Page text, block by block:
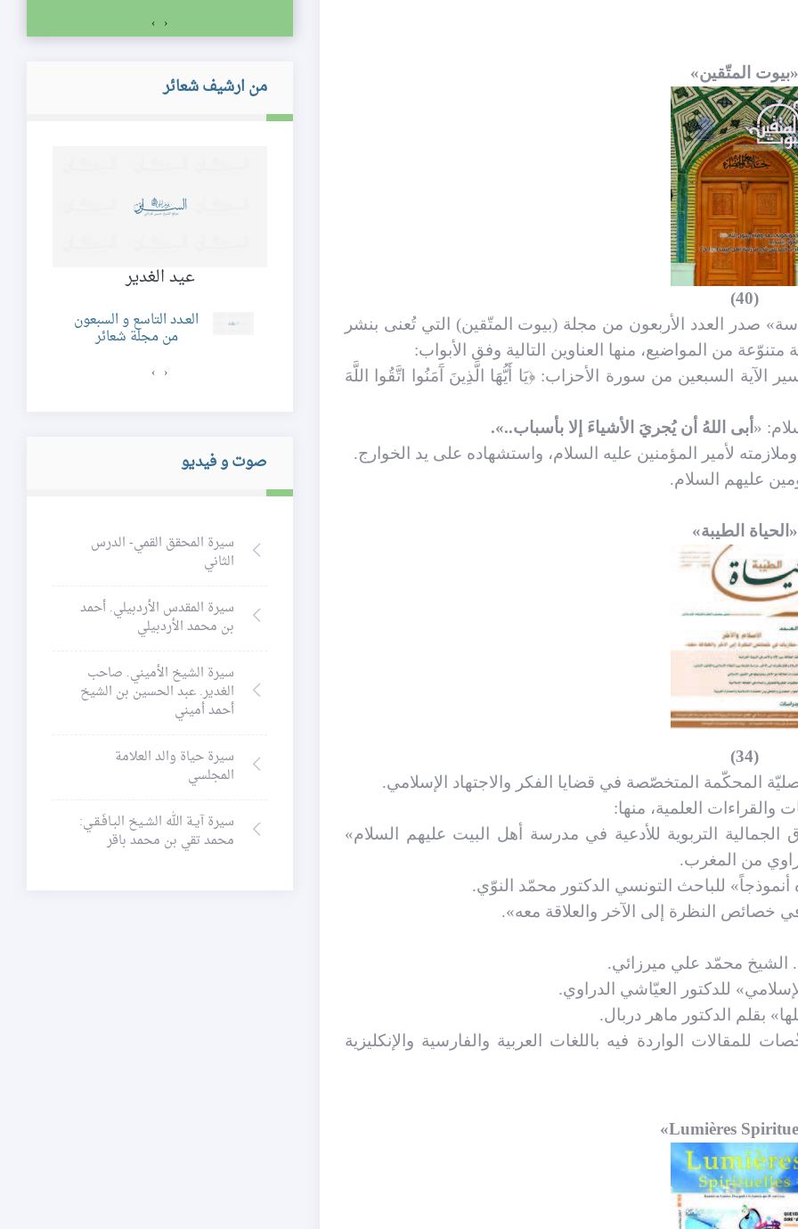
«بيوت المتّقين»
(40)
صدر العدد الأربعون من مجلة (بيوت المتّقين) التي تُعنى بنشر
من المواضيع، منها العناوين التالية وفق الأبواب:
الآية السبعين من سورة الأحزاب: ﴿يَا أَيُّهَا الَّذِينَ آَمَنُوا اتَّقُوا اللَّهَ
« أبى اللهُ أن يُجريَ الأشياءَ إلا بأسباب..».
لأمير المؤمنين عليه السلام، واستشهاده على يد الخوارج.
عليهم السلام.
«الحياة الطيبة»
(34)
المحكّمة المتخصّصة في قضايا الفكر والاجتهاد الإسلامي.
العلمية، منها:
التربوية للأدعية في مدرسة أهل البيت عليهم السلام»
من المغرب.
للباحث التونسي الدكتور محمّد النوّي.
خصائص النظرة إلى الآخر والعلاقة معه».
د. الشيخ محمّد علي ميرزائي.
للدكتور العيّاشي الدراوي.
بقلم الدكتور ماهر دربال.
للمقالات الواردة فيه باللغات العربية والفارسية والإنكليزية
Lumières
»
‹
›
من ارشيف شعائر
ثقافة المقاومة الإسلاميّة
العـدد الخامس و الستون
من مجلة شعائر
العـدد الحادي و الاربعون
من مجلة شعائر
عيد الغدير
العـدد التاسع و السبعون
من مجلة شعائر
‹
›
صوت و فيديو
سيرة المحقق القمي- الدرس
الثاني
سيرة المقدس الأردبيلي. أحمد
بن محمد الأردبيلي
سيرة الشيخ الأميني. صاحب
الغدير. عبد الحسين بن الشيخ
أحمد أميني
سيرة حياة والد العلامة
المجلسي
سيرة آيـة الله الشـيخ البـافَـقـي:
محمد تقي بن محمد باقر